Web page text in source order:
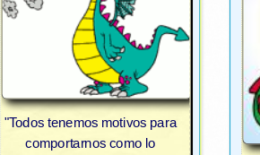
"Todos tenemos motivos para
comportarnos como lo